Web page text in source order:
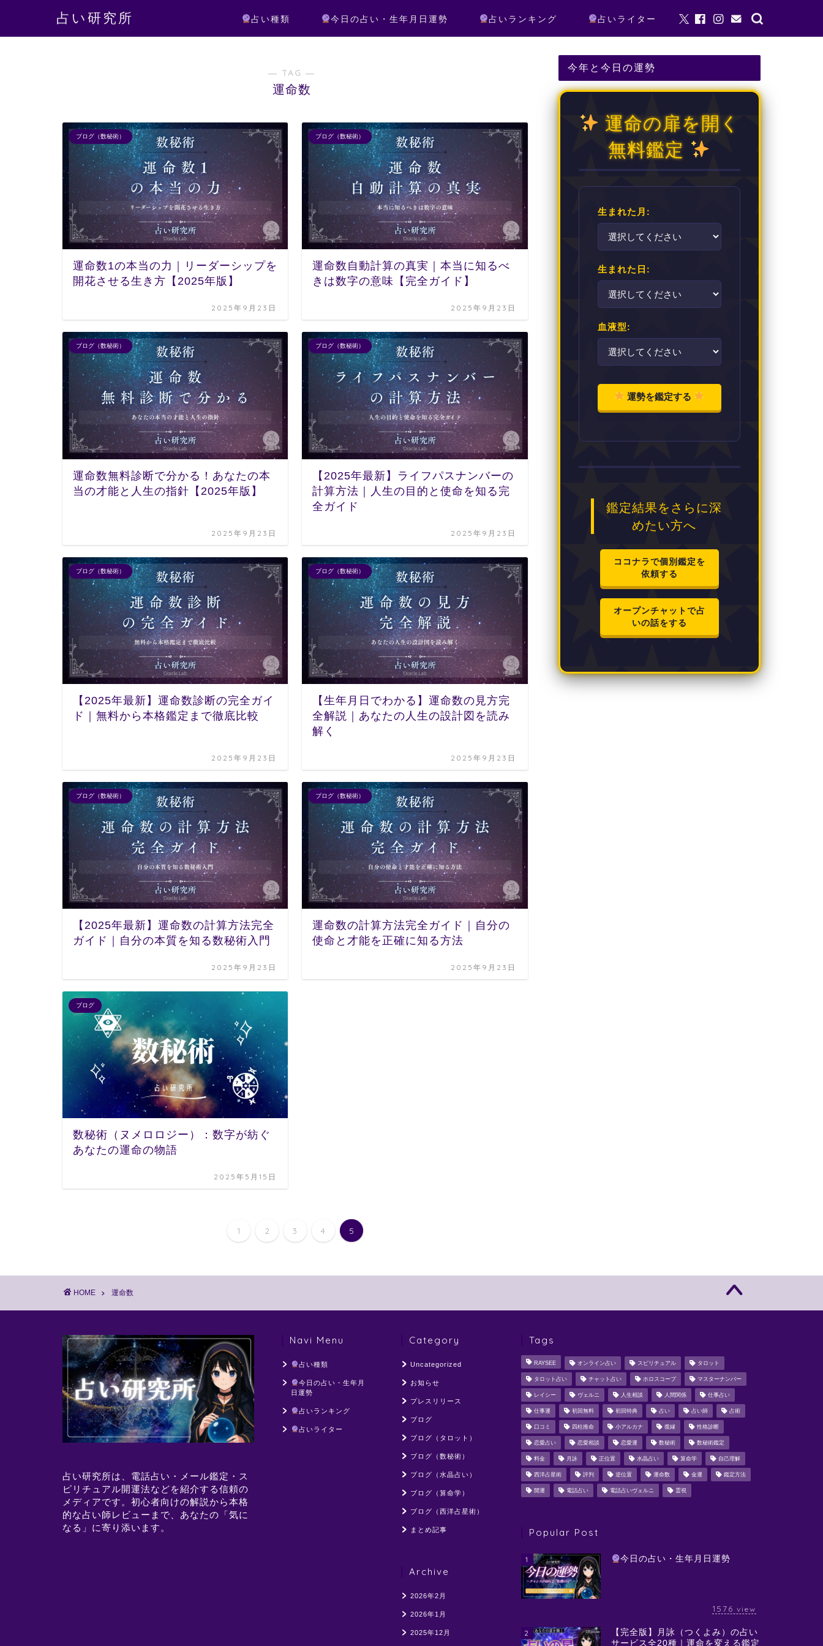
占い研究所 占い種類 今日の占い・生年月日運勢 占いランキング 占いライター
― TAG ―
運命数
ブログ（数秘術）
運命数1の本当の力｜リーダーシップを
開花させる生き方【2025年版】
2025年9月23日
ブログ（数秘術）
運命数自動計算の真実｜本当に知るべ
きは数字の意味【完全ガイド】
2025年9月23日
ブログ（数秘術）
運命数無料診断で分かる！あなたの本
当の才能と人生の指針【2025年版】
2025年9月23日
ブログ（数秘術）
【2025年最新】ライフパスナンバーの
計算方法｜人生の目的と使命を知る完
全ガイド
2025年9月23日
ブログ（数秘術）
【2025年最新】運命数診断の完全ガイ
ド｜無料から本格鑑定まで徹底比較
2025年9月23日
ブログ（数秘術）
【生年月日でわかる】運命数の見方完
全解説｜あなたの人生の設計図を読み
解く
2025年9月23日
ブログ（数秘術）
【2025年最新】運命数の計算方法完全
ガイド｜自分の本質を知る数秘術入門
2025年9月23日
ブログ（数秘術）
運命数の計算方法完全ガイド｜自分の
使命と才能を正確に知る方法
2025年9月23日
ブログ
数秘術（ヌメロロジー）：数字が紡ぐ
あなたの運命の物語
2025年5月15日
1 2 3 4 5
今年と今日の運勢
運命の扉を開く
無料鑑定
生まれた月:
生まれた日:
血液型:
運勢を鑑定する
鑑定結果をさらに深
めたい方へ
ココナラで個別鑑定を
依頼する
オープンチャットで占
いの話をする
HOME 運命数
占い研究所は、電話占い・メール鑑定・ス
ピリチュアル開運法などを紹介する信頼の
メディアです。初心者向けの解説から本格
的な占い師レビューまで、あなたの「気に
なる」に寄り添います。
Navi Menu
占い種類
今日の占い・生年月
日運勢
占いランキング
占いライター
Category
Uncategorized
お知らせ
プレスリリース
ブログ
ブログ（タロット）
ブログ（数秘術）
ブログ（水晶占い）
ブログ（算命学）
ブログ（西洋占星術）
まとめ記事
Archive
2026年2月
2026年1月
2025年12月
Tags
RAYSEE オンライン占い スピリチュアル タロット
タロット占い チャット占い ホロスコープ マスターナンバー
レイシー ヴェルニ 人生相談 人間関係 仕事占い
仕事運 初回無料 初回特典 占い 占い師 占術
口コミ 四柱推命 小アルカナ 復縁 性格診断
恋愛占い 恋愛相談 恋愛運 数秘術 数秘術鑑定
料金 月詠 正位置 水晶占い 算命学 自己理解
西洋占星術 評判 逆位置 運命数 金運 鑑定方法
開運 電話占い 電話占いヴェルニ 霊視
Popular Post
1 今日の占い・生年月日運勢
1576 view
2
【完全版】月詠（つくよみ）の占い
サービス全20種｜運命を変える鑑定